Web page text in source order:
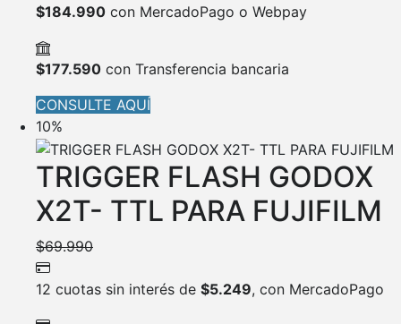
$184.990 con MercadoPago o Webpay
$177.590 con Transferencia bancaria
CONSULTE AQUÍ
10%
TRIGGER FLASH GODOX
X2T- TTL PARA FUJIFILM
$69.990
12 cuotas sin interés de $5.249, con MercadoPago